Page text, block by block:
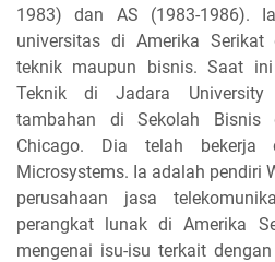
1983) dan AS (1983-1986).
universitas di Amerika
teknik maupun bisnis. Saat
Teknik di Jadara
tambahan di Sekolah Bisnis
Chicago. Dia telah
Microsystems. Ia adalah pendiri
perusahaan jasa
perangkat lunak di Amerika
mengenai isu-isu terkait